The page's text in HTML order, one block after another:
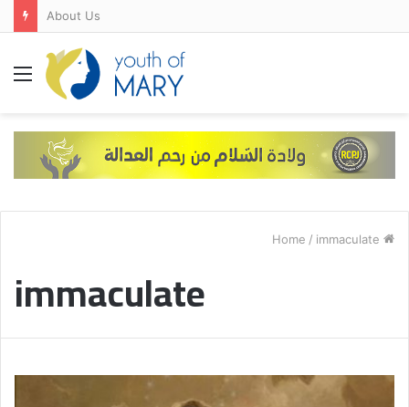
About Us
Menu
/ immaculate
immaculate